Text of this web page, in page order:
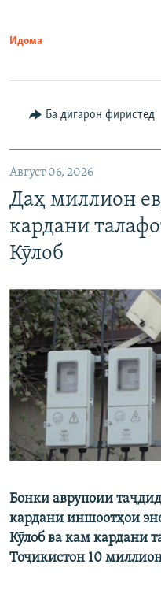
Идома
Ба дигарон фиристед
Август 06, 2026
Даҳ миллион
кардани
Кӯлоб
Бонки аврупоии
кардани иншоотҳои
Кӯлоб ва кам кардани
Тоҷикистон 10